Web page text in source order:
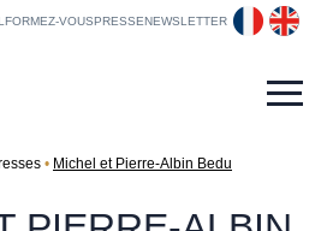
FORMEZ-VOUSPRESSENEWSLETTER fr en
Michel et Pierre-Albin Bedu